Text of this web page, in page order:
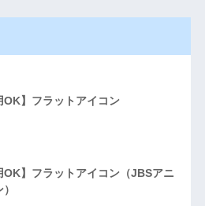
OK】フラットアイコン
OK】フラットアイコン（JBSアニ